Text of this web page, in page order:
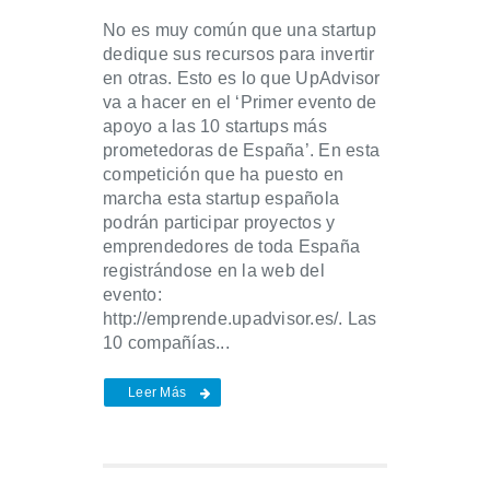
No es muy común que una startup
dedique sus recursos para invertir
en otras. Esto es lo que UpAdvisor
va a hacer en el ‘Primer evento de
apoyo a las 10 startups más
prometedoras de España’. En esta
competición que ha puesto en
marcha esta startup española
podrán participar proyectos y
emprendedores de toda España
registrándose en la web del
evento:
http://emprende.upadvisor.es/. Las
10 compañías...
Leer Más